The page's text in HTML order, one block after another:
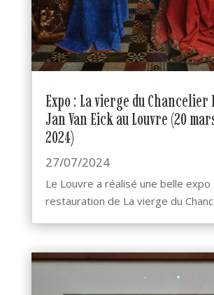
Expo : La vierge du Chancelier
Jan Van Eick au Louvre (20
2024)
27/07/2024
Le Louvre a réalisé une belle expo
restauration de La vierge du